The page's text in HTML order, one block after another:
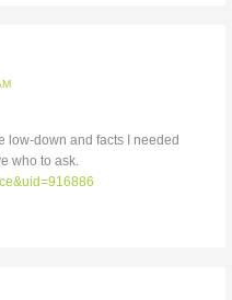
low-down and facts I needed
who to ask.